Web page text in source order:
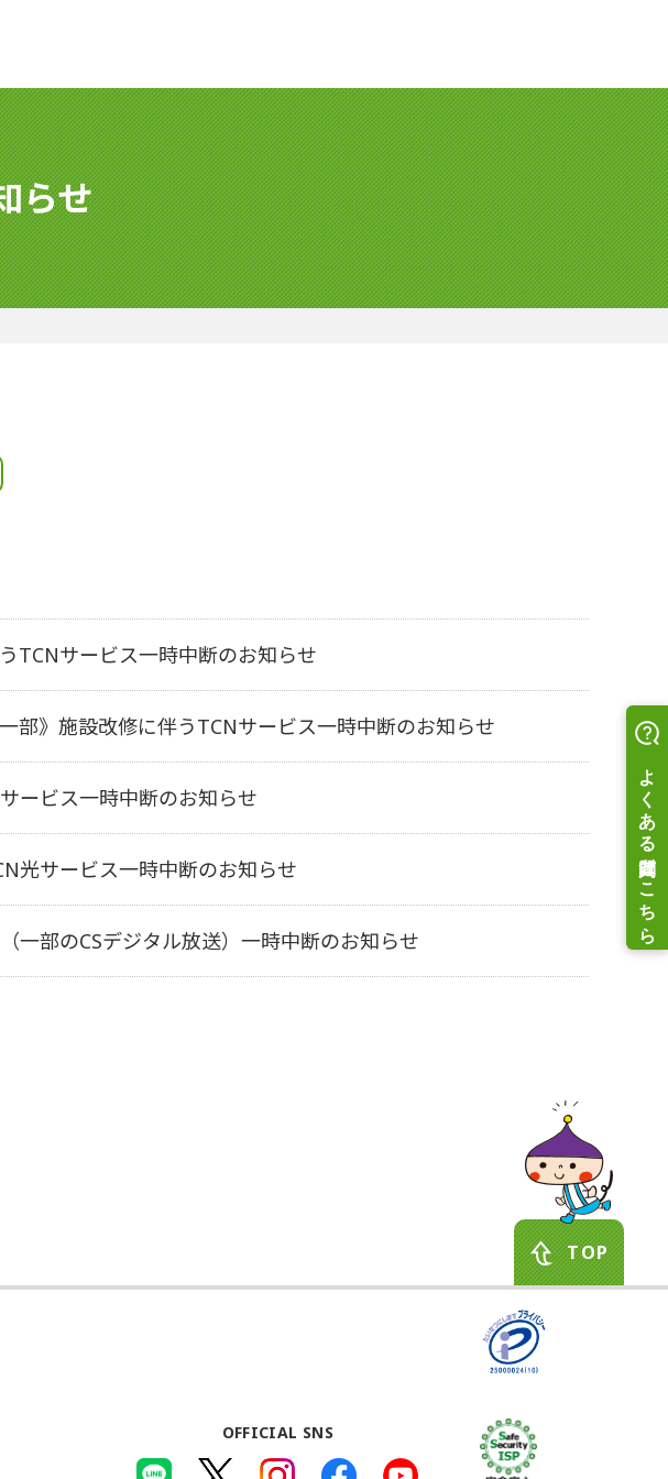
らせ
TCNサービス一時中断のお知らせ
部》 施設改修に伴うTCNサービス一時中断のお知らせ
ービス一時中断のお知らせ
光サービス一時中断のお知らせ
一部のCSデジタル放送）一時中断のお知らせ
OFFICIAL SNS